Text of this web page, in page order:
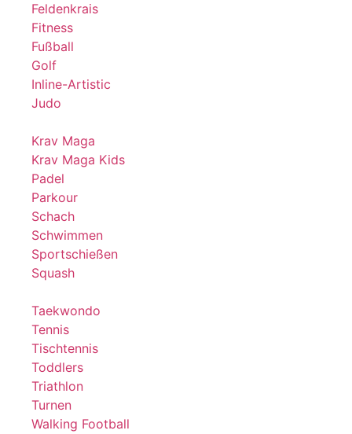
Feldenkrais
Fitness
Fußball
Golf
Inline-Artistic
Judo
Krav Maga
Krav Maga Kids
Padel
Parkour
Schach
Schwimmen
Sportschießen
Squash
Taekwondo
Tennis
Tischtennis
Toddlers
Triathlon
Turnen
Walking Football